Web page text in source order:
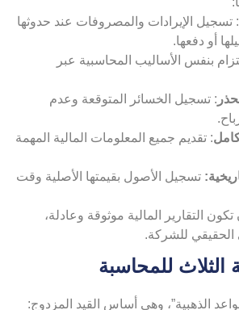
الإيرادات والمصروفات عند حدوثها
دفعها.
بنفس الأساليب المحاسبية عبر
: تسجيل الخسائر المتوقعة وعدم
: تقديم جميع المعلومات المالية المهمة
تسجيل الأصول بقيمتها الأصلية وقت
المالية موثوقة وعادلة،
للشركة.
للمحاسبة
الذهبية”، وهي أساس القيد المزدوج: